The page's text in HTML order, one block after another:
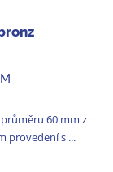
60 mm z
provedení s ...